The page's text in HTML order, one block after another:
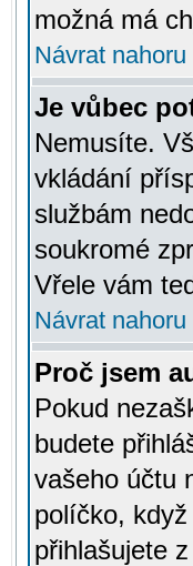
možná má
Návrat nahoru
Je vůbec
Nemusíte.
vkládání
službám
soukromé
Vřele vám
Návrat nahoru
Proč jsem
Pokud
budete
vašeho účtu
políčko,
přihlašujete